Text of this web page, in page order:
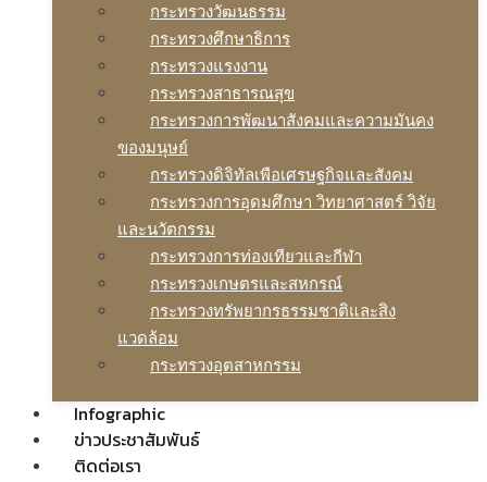
กระทรวงวัฒนธรรม
กระทรวงศึกษาธิการ
กระทรวงแรงงาน
กระทรวงสาธารณสุข
กระทรวงการพัฒนาสังคมและความมันคง
ของมนุษย์
กระทรวงดิจิทัลเพือเศรษฐกิจและสังคม
กระทรวงการอุดมศึกษา วิทยาศาสตร์ วิจัย
และนวัตกรรม
กระทรวงการท่องเทียวและกีฬา
กระทรวงเกษตรและสหกรณ์
กระทรวงทรัพยากรธรรมชาติและสิง
แวดล้อม
กระทรวงอุตสาหกรรม
Infographic
ข่าวประชาสัมพันธ์
ติดต่อเรา